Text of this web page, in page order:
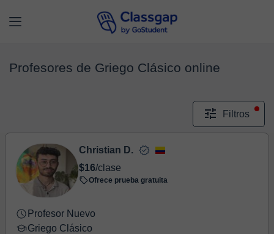
Profesores de Griego Clásico online
Filtros
Christian D.
$16/clase
Ofrece prueba gratuita
Profesor Nuevo
Griego Clásico